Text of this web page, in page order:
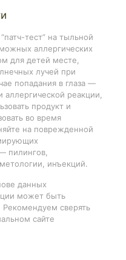
тест” на тыльной
аллергических
для детей месте,
лучей при
попадания в глаза —
реакции,
продукт и
во время
на поврежденной
пилингов,
инъекций.
данных
может быть
сверять
сайте